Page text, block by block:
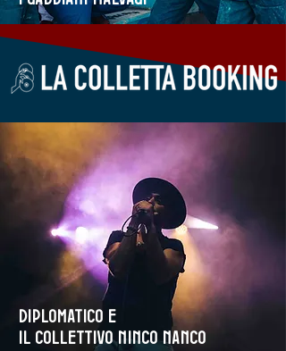
Diplomatico e
il collettivo Ninco Nanco